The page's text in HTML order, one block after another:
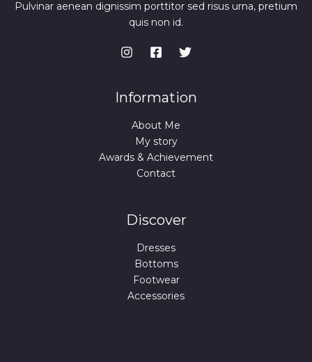
Pulvinar aenean dignissim porttitor sed risus urna, pretium
quis non id.
Information
About Me
My story
Awards & Achievement
Contact
Discover
Dresses
Bottoms
Footwear
Accessories